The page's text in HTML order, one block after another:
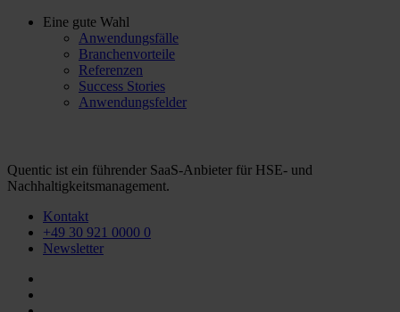
Eine gute Wahl
Anwendungsfälle
Branchenvorteile
Referenzen
Success Stories
Anwendungsfelder
Quentic ist ein führender SaaS-Anbieter für HSE- und
Nachhaltigkeitsmanagement.
Kontakt
+49 30 921 0000 0
Newsletter